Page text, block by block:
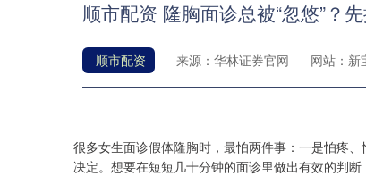
顺市配资 隆胸面诊总被“忽悠”？
顺市配资 来源：华林证券官网 网站：新
很多女生面诊假体隆胸时，最怕两件事：一是怕疼
决定。想要在短短几十分钟的面诊里做出有效的判